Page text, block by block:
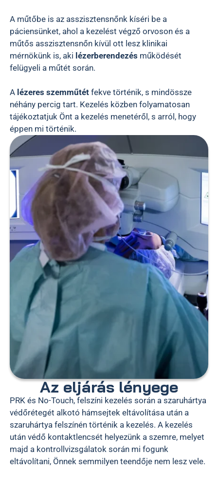
A műtőbe is az asszisztensnőnk kíséri be a
páciensünket, ahol a kezelést végző orvoson és a
műtős asszisztensnőn kívül ott lesz klinikai
mérnökünk is, aki lézerberendezés működését
felügyeli a műtét során.
A lézeres szemműtét fekve történik, s mindössze
néhány percig tart. Kezelés közben folyamatosan
tájékoztatjuk Önt a kezelés menetéről, s arról, hogy
éppen mi történik.
Az eljárás lényege
PRK és No-Touch, felszíni kezelés során a szaruhártya
védőrétegét alkotó hámsejtek eltávolítása után a
szaruhártya felszínén történik a kezelés. A kezelés
után védő kontaktlencsét helyezünk a szemre, melyet
majd a kontrollvizsgálatok során mi fogunk
eltávolítani, Önnek semmilyen teendője nem lesz vele.